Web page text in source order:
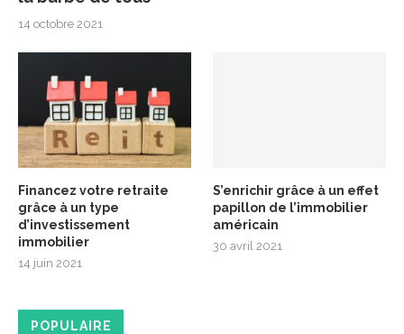
14 octobre 2021
Financez votre retraite
grâce à un type
d’investissement
immobilier
14 juin 2021
S’enrichir grâce à un effet
papillon de l’immobilier
américain
30 avril 2021
POPULAIRE